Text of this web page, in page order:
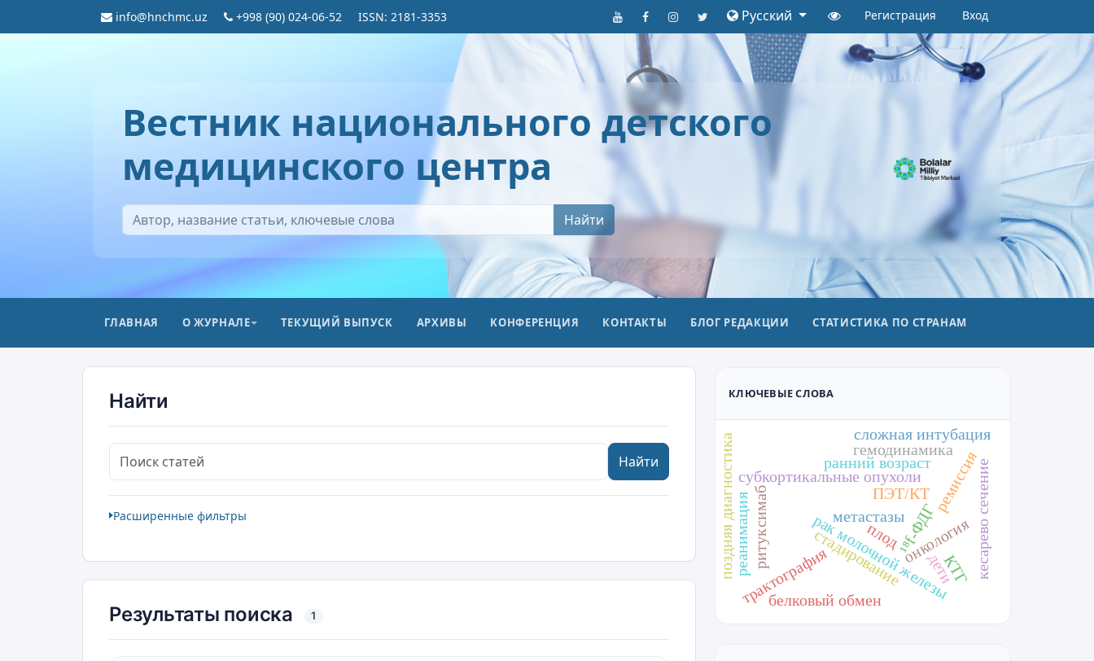
info@hnchmc.uz +998 (90) 024-06-52 ISSN: 2181-3353 Русский Регистрация Вход
Вестник национального детского
медицинского центра
Найти
ГЛАВНАЯ О ЖУРНАЛЕ ТЕКУЩИЙ ВЫПУСК АРХИВЫ KОНФЕРЕНЦИЯ КОНТАКТЫ БЛОГ РЕДАКЦИИ СТАТИСТИКА ПО СТРАНАМ
Найти
Поиск статей
Найти
Расширенные фильтры
Результаты поиска 1
КЛЮЧЕВЫЕ СЛОВА
рак молочной железы
ПЭТ/КТ
¹⁸f-ФДГ
метастазы
стадированиеонкология
трактография
субкортикальные опухоли
дети
ранний возраст
поздняя диагностика ритуксимаб
ремиссия
белковый обмен
кесарево сечение
плод
КТГ
гемодинамика
сложная интубация
реанимация